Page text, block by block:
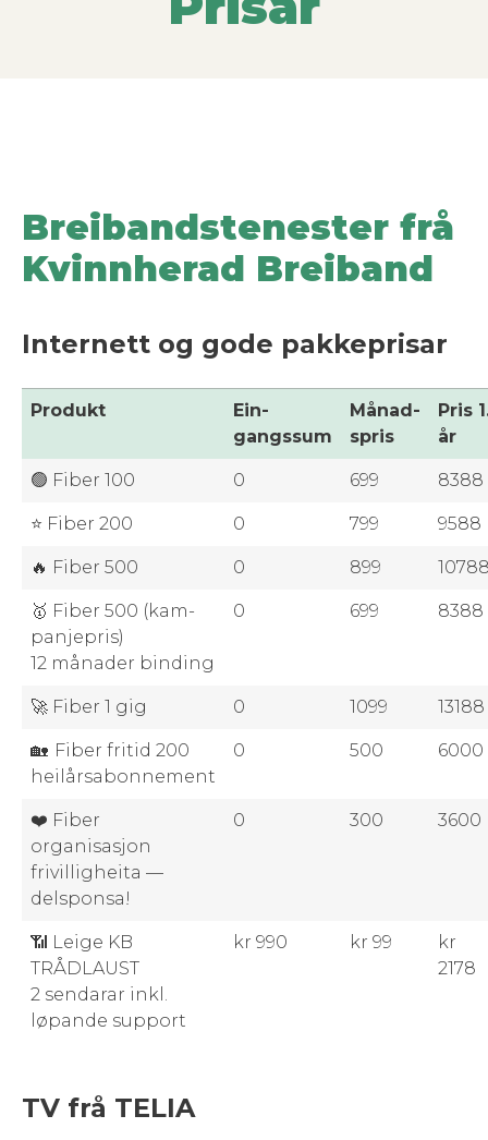
Breibandstenester frå
Kvinnherad Breiband
Internett og gode pakkeprisar
Pro­dukt
Ein­
gangssum
Månad­
spris
Pris
år
🟢 Fiber 100 0 699 8388
⭐ Fiber 200 0 799 9588
🔥 Fiber 500 0 899
🥇 Fiber 500 (kam­
pan­jepris)
12 månad­er binding
0 699 8388
🚀 Fiber 1 gig 0 1099 13188
🏡 Fiber fritid 200
heilårsabonnement
0 500 6000
❤️ Fiber
organisasjon
friv­il­lighei­ta —
delsponsa!
0 300 3600
📶 Leige KB
TRÅDLAUST
2 sendarar inkl.
løpande support
kr 990 kr 99
kr
2178
TV frå TELIA